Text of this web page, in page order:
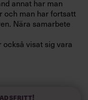
annat har man
och man har fortsatt
Nära samarbete
visat sig vara